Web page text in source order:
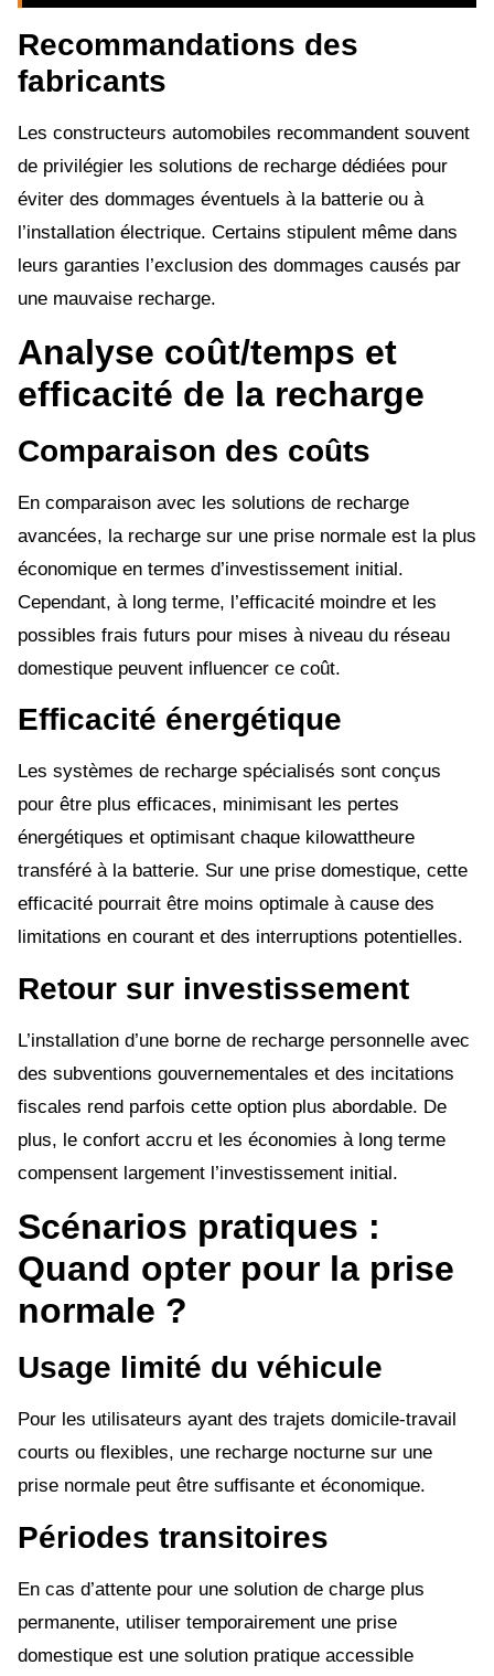
Recommandations des
fabricants
Les constructeurs automobiles recommandent souvent
de privilégier les solutions de recharge dédiées pour
éviter des dommages éventuels à la batterie ou à
l’installation électrique. Certains stipulent même dans
leurs garanties l’exclusion des dommages causés par
une mauvaise recharge.
Analyse coût/temps et
efficacité de la recharge
Comparaison des coûts
En comparaison avec les solutions de recharge
avancées, la recharge sur une prise normale est la plus
économique en termes d’investissement initial.
Cependant, à long terme, l’efficacité moindre et les
possibles frais futurs pour mises à niveau du réseau
domestique peuvent influencer ce coût.
Efficacité énergétique
Les systèmes de recharge spécialisés sont conçus
pour être plus efficaces, minimisant les pertes
énergétiques et optimisant chaque kilowattheure
transféré à la batterie. Sur une prise domestique, cette
efficacité pourrait être moins optimale à cause des
limitations en courant et des interruptions potentielles.
Retour sur investissement
L’installation d’une borne de recharge personnelle avec
des subventions gouvernementales et des incitations
fiscales rend parfois cette option plus abordable. De
plus, le confort accru et les économies à long terme
compensent largement l’investissement initial.
Scénarios pratiques :
Quand opter pour la prise
normale ?
Usage limité du véhicule
Pour les utilisateurs ayant des trajets domicile-travail
courts ou flexibles, une recharge nocturne sur une
prise normale peut être suffisante et économique.
Périodes transitoires
En cas d’attente pour une solution de charge plus
permanente, utiliser temporairement une prise
domestique est une solution pratique accessible